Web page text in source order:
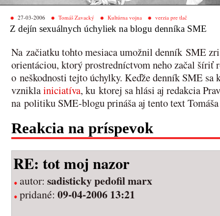
27-03-2006 Tomáš Zavacký Kultúrna vojna verzia pre tlač
Z dejín sexuálnych úchyliek na blogu denníka SME
Na začiatku tohto mesiaca umožnil denník SME
orientáciou, ktorý prostredníctvom neho začal šíriť
o neškodnosti tejto úchylky. Keďže denník SME
vzniklainiciatíva, ku ktorej sa hlási aj redakcia
na politiku SME-blogu prináša aj tento text
Reakcia na príspevok
RE: tot moj nazor
autor: sadisticky pedofil marx
pridané: 09-04-2006 13:21